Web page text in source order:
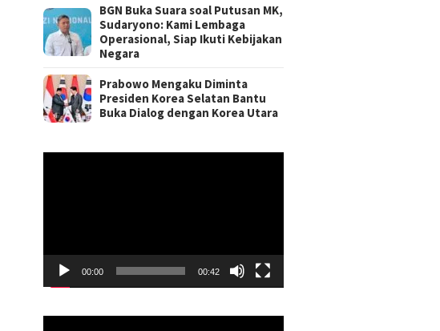
BGN Buka Suara soal Putusan MK,
Sudaryono: Kami Lembaga
Operasional, Siap Ikuti Kebijakan
Negara
Prabowo Mengaku Diminta
Presiden Korea Selatan Bantu
Buka Dialog dengan Korea Utara
00:00 00:42